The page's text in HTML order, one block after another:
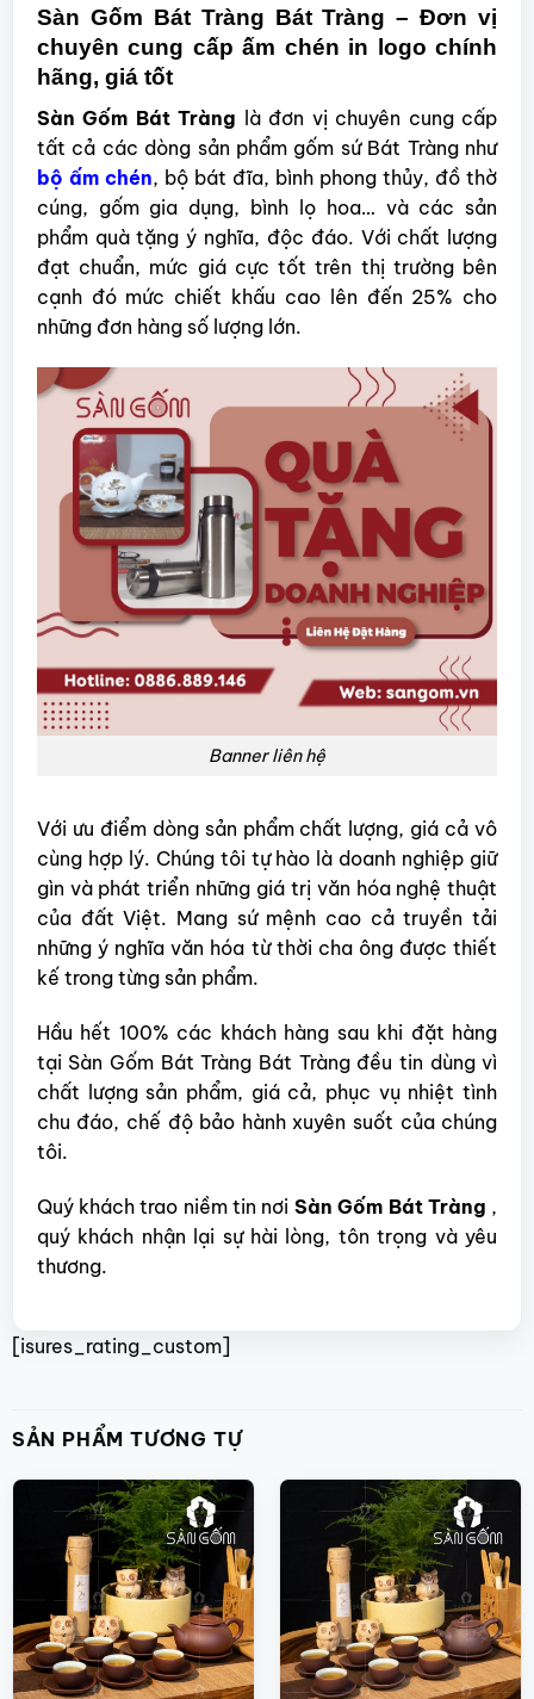
Sàn Gốm Bát Tràng Bát Tràng – Đơn vị
chuyên cung cấp ấm chén in logo chính
hãng, giá tốt
Sàn Gốm Bát Tràng là đơn vị chuyên cung cấp
tất cả các dòng sản phẩm gốm sứ Bát Tràng như
bộ ấm chén, bộ bát đĩa, bình phong thủy, đồ thờ
cúng, gốm gia dụng, bình lọ hoa… và các sản
phẩm quà tặng ý nghĩa, độc đáo. Với chất lượng
đạt chuẩn, mức giá cực tốt trên thị trường bên
cạnh đó mức chiết khấu cao lên đến 25% cho
những đơn hàng số lượng lớn.
Banner liên hệ
Với ưu điểm dòng sản phẩm chất lượng, giá cả vô
cùng hợp lý. Chúng tôi tự hào là doanh nghiệp giữ
gìn và phát triển những giá trị văn hóa nghệ thuật
của đất Việt. Mang sứ mệnh cao cả truyền tải
những ý nghĩa văn hóa từ thời cha ông được thiết
kế trong từng sản phẩm.
Hầu hết 100% các khách hàng sau khi đặt hàng
tại Sàn Gốm Bát Tràng Bát Tràng đều tin dùng vì
chất lượng sản phẩm, giá cả, phục vụ nhiệt tình
chu đáo, chế độ bảo hành xuyên suốt của chúng
tôi.
Quý khách trao niềm tin nơi Sàn Gốm Bát Tràng ,
quý khách nhận lại sự hài lòng, tôn trọng và yêu
thương.
[isures_rating_custom]
SẢN PHẨM TƯƠNG TỰ